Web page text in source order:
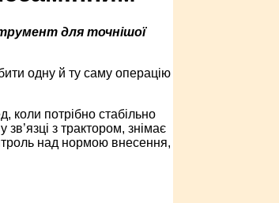
для точнішої
одну й ту саму операцію
коли потрібно стабільно
з трактором, знімає
над нормою внесення,